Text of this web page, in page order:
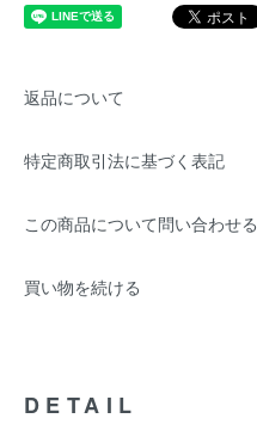
返品について
特定商取引法に基づく表記
この商品について問い合わせる
買い物を続ける
DETAIL